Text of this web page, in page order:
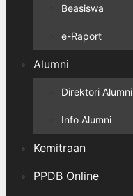
Beasiswa
e-Raport
Alumni
Direktori Alumni
Info Alumni
Kemitraan
PPDB Online